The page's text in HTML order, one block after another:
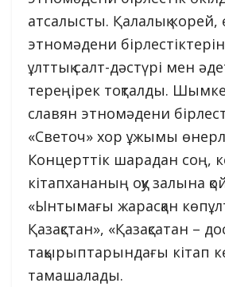
атсалысты. Қалалық корей,
этномәдени
ұлттық салт-дәстүрі мен
тереңірек тоқталды.
славян этномәдени
«Светоч» хор ұжымы
Концерттік шарадан соң,
кітапхананың оқу залына
«Ынтымағы жарасқан
Қазақстан», «Қазақсатан –
тақырыптарындағы кітап
тамашалады.